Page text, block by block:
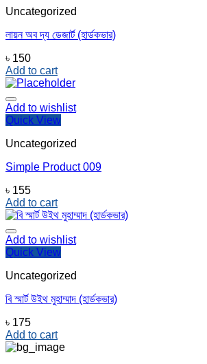
Uncategorized
লায়ন অব দ্য ডেজার্ট (হার্ডকভার)
৳ 150
Add to cart
Add to wishlist
Quick View
Uncategorized
Simple Product 009
৳ 155
Add to cart
Add to wishlist
Quick View
Uncategorized
বি স্মার্ট উইথ মুহাম্মাদ (হার্ডকভার)
৳ 175
Add to cart